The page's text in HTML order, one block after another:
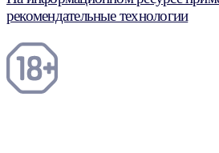
рекомендательные технологии